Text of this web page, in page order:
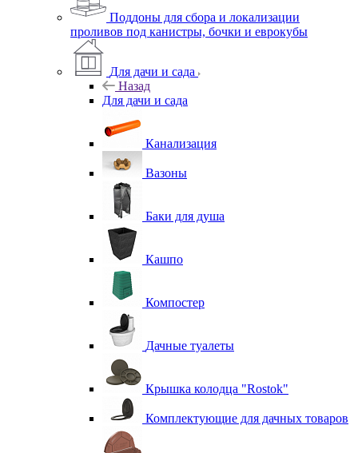
Поддоны для сбора и локализации
проливов под канистры, бочки и еврокубы
Для дачи и сада
Назад
Для дачи и сада
Канализация
Вазоны
Баки для душа
Кашпо
Компостер
Дачные туалеты
Крышка колодца "Rostok"
Комплектующие для дачных товаров